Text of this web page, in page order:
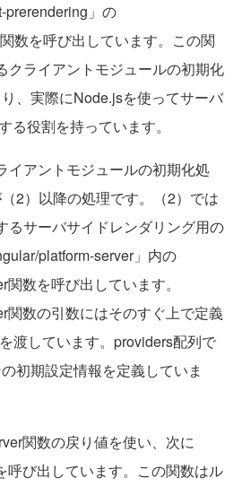
prerendering」の
数を呼び出しています。この関
クライアントモジュールの初期化
、実際にNode.jsを使ってサーバ
る役割を持っています。
アントモジュールの初期化処
2）以降の処理です。（2）では
るサーバサイドレンダリング用の
platform-server」内の
数を呼び出しています。
関数の引数にはそのすぐ上で定義
渡しています。providers配列で
初期設定情報を定義していま
関数の戻り値を使い、次に
呼び出しています。この関数はル